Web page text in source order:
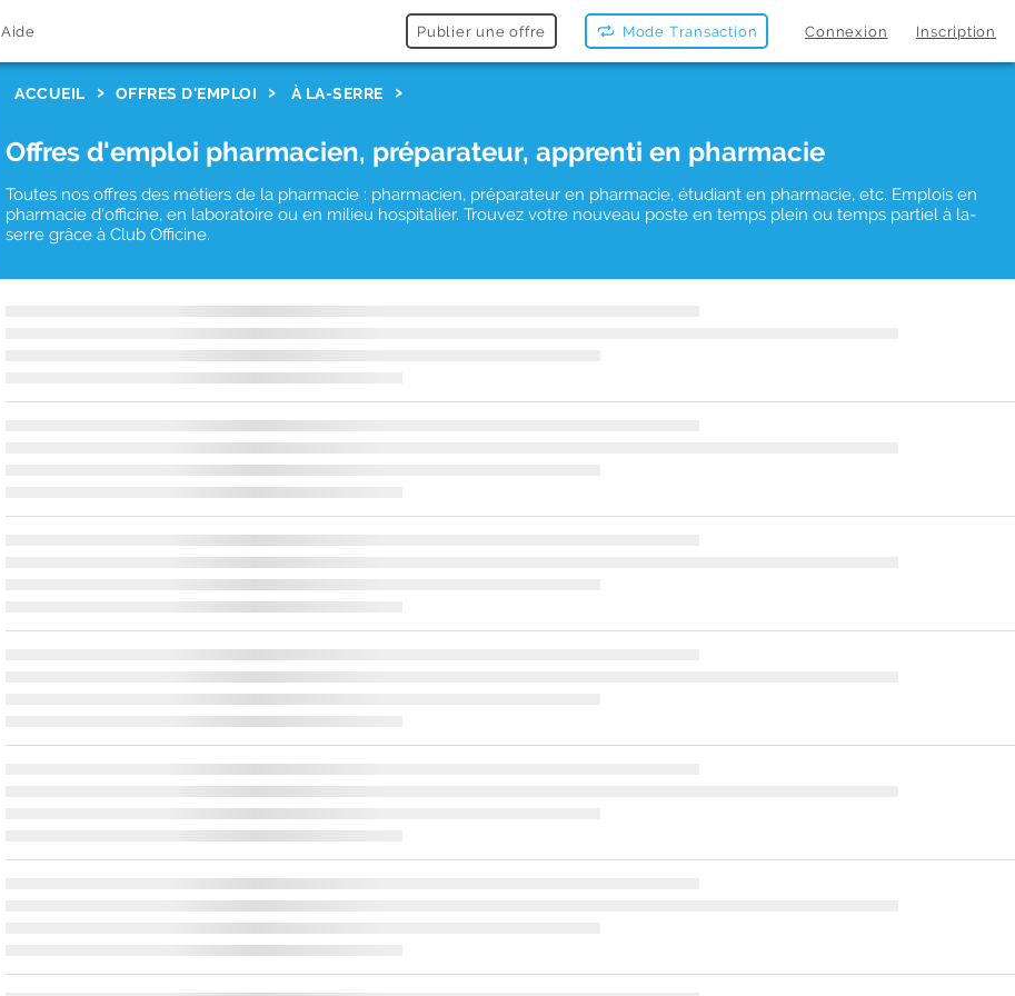
Aide Publier une offre Mode Transaction Connexion Inscription
ACCUEIL OFFRES D'EMPLOI À LA-SERRE
Offres d'emploi pharmacien, préparateur, apprenti en pharmacie
Toutes nos offres des métiers de la pharmacie : pharmacien, préparateur en pharmacie, étudiant en pharmacie, etc. Emplois en
pharmacie d'officine, en laboratoire ou en milieu hospitalier. Trouvez votre nouveau poste en temps plein ou temps partiel à la-
serre grâce à Club Officine.